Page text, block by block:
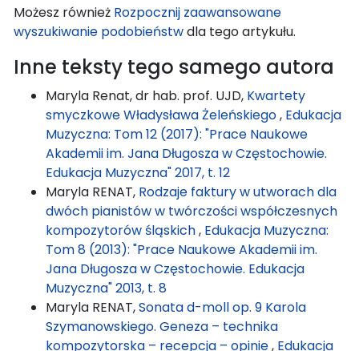
Możesz również Rozpocznij zaawansowane
wyszukiwanie podobieństwdla tego artykułu.
Inne teksty tego samego autora
Maryla Renat, dr hab. prof. UJD, Kwartety
smyczkowe Władysława Żeleńskiego, Edukacja
Muzyczna: Tom 12 (2017): "Prace Naukowe
Akademii im. Jana Długosza w Częstochowie.
Edukacja Muzyczna" 2017, t. 12
Maryla RENAT, Rodzaje faktury w utworach dla
dwóch pianistów w twórczości współczesnych
kompozytorów śląskich, Edukacja Muzyczna:
Tom 8 (2013): "Prace Naukowe Akademii im.
Jana Długosza w Częstochowie. Edukacja
Muzyczna" 2013, t. 8
Maryla RENAT,Sonata d-moll op. 9 Karola
Szymanowskiego. Geneza – technika
kompozytorska – recepcja – opinie, Edukacja